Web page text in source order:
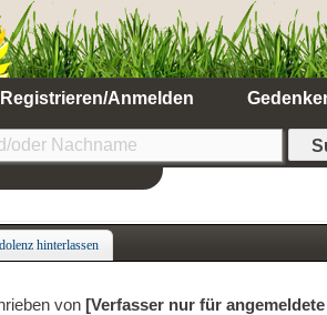
Registrieren/Anmelden
hinterlassen
von [Verfasser nur für